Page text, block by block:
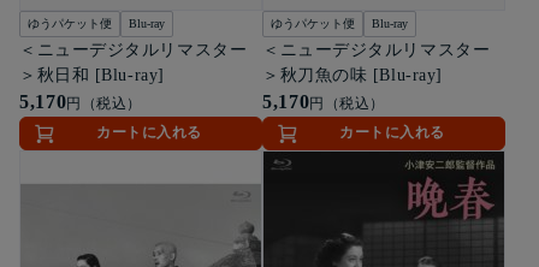
ゆうパケット便 Blu-ray
＜ニューデジタルリマスター
＞秋日和 [Blu-ray]
5,170円（税込）
カートに入れる
ゆうパケット便 Blu-ray
＜ニューデジタルリマスター
＞秋刀魚の味 [Blu-ray]
5,170円（税込）
カートに入れる